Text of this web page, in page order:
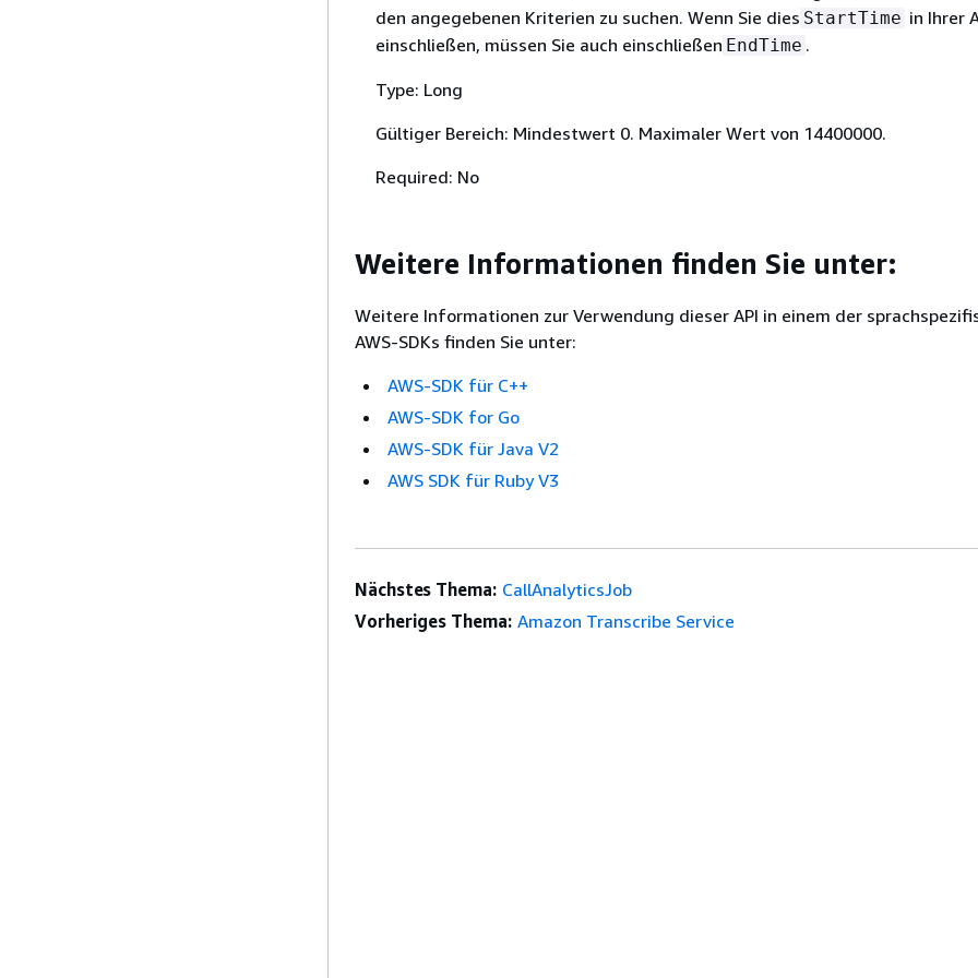
den angegebenen Kriterien zu suchen. Wenn Sie dies StartTime in Ihrer
einschließen, müssen Sie auch einschließen EndTime .
Type: Long
Gültiger Bereich: Mindestwert 0. Maximaler Wert von 14400000.
Required: No
Weitere Informationen finden Sie unter:
Weitere Informationen zur Verwendung dieser API in einem der
AWS-SDKs finden Sie unter:
AWS-SDK für C++
AWS-SDK for Go
AWS-SDK für Java V2
AWS SDK für Ruby V3
Nächstes Thema: CallAnalyticsJob
Vorheriges Thema: Amazon Transcribe Service